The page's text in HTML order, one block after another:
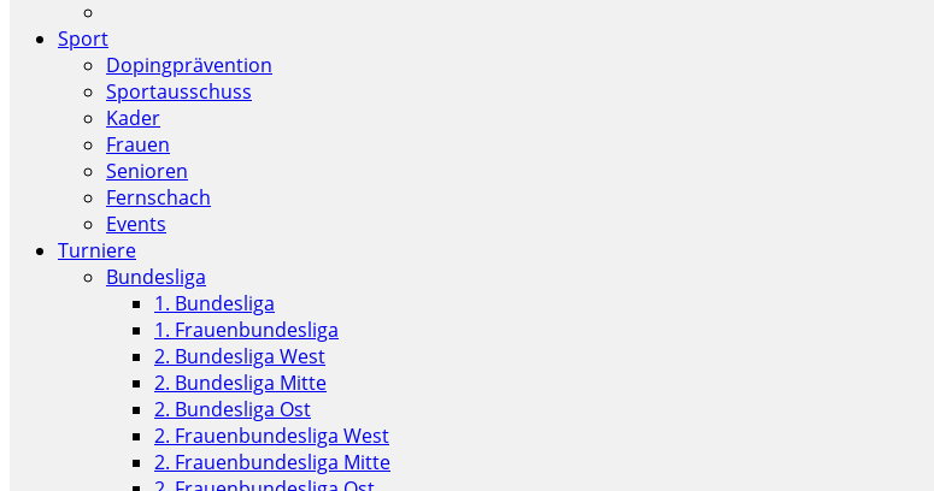
Sport
Dopingprävention
Sportausschuss
Kader
Frauen
Senioren
Fernschach
Events
Turniere
Bundesliga
1. Bundesliga
1. Frauenbundesliga
2. Bundesliga West
2. Bundesliga Mitte
2. Bundesliga Ost
2. Frauenbundesliga West
2. Frauenbundesliga Mitte